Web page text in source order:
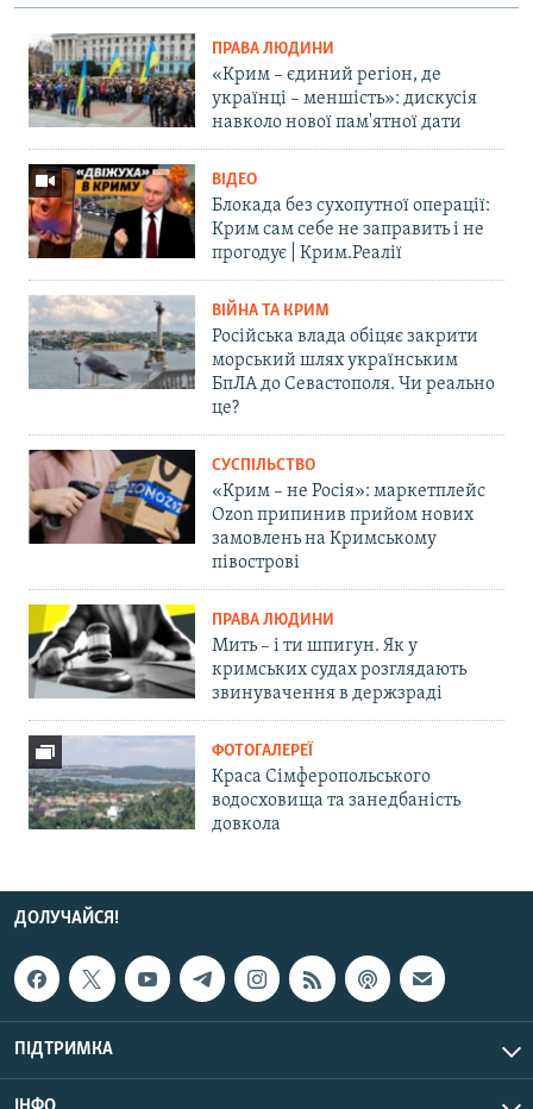
ПРАВА ЛЮДИНИ
«Крим – єдиний регіон, де
українці – меншість»: дискусія
навколо нової пам'ятної дати
ВІДЕО
Блокада без сухопутної операції:
Крим сам себе не заправить і не
прогодує | Крим.Реалії
ВІЙНА ТА КРИМ
Російська влада обіцяє закрити
морський шлях українським
БпЛА до Севастополя. Чи реально
це?
СУСПІЛЬСТВО
«Крим – не Росія»: маркетплейс
Ozon припинив прийом нових
замовлень на Кримському
півострові
ПРАВА ЛЮДИНИ
Мить – і ти шпигун. Як у
кримських судах розглядають
звинувачення в держзраді
ФОТОГАЛЕРЕЇ
Краса Сімферопольського
водосховища та занедбаність
довкола
ДОЛУЧАЙСЯ!
ПІДТРИМКА